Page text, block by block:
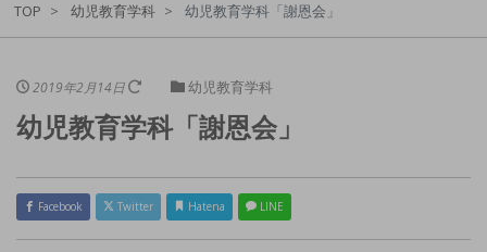
TOP 幼児教育学科 幼児教育学科「謝恩会」
2019年2月14日 幼児教育学科
幼児教育学科「謝恩会」
Facebook Twitter Hatena LINE